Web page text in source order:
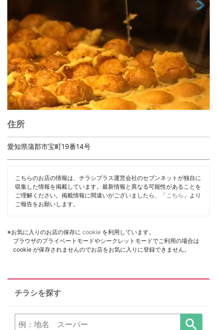
住所
愛知県蒲郡市宝町19番14号
こちらのお店の情報は、チラシプラス運営会社のセブンネットが独自に
収集した情報を掲載しています。最新情報と異なる可能性があることを
ご理解ください。掲載情報に間違いがございましたら、「 こちら 」より
ご報告をお願いします。
※お気に入りのお店の保存に cookie を利用しています。
ブラウザのプライベートモードやシークレットモードでご利用の場合は
cookie が保存されませんのでお店をお気に入りに登録できません。
チラシを探す